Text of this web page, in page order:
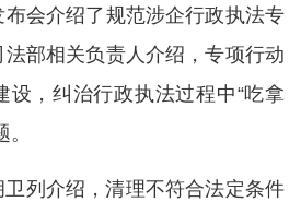
会介绍了规范涉企行政执法专
部相关负责人介绍，专项行动
设，纠治行政执法过程中“吃拿
列介绍，清理不符合法定条件